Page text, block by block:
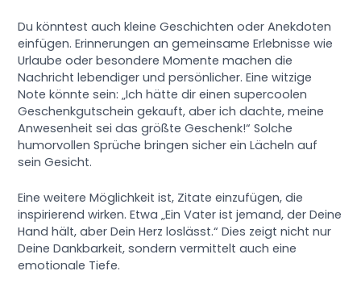
Du könntest auch kleine Geschichten oder Anekdoten
einfügen. Erinnerungen an gemeinsame Erlebnisse wie
Urlaube oder besondere Momente machen die
Nachricht lebendiger und persönlicher. Eine witzige
Note könnte sein: „Ich hätte dir einen supercoolen
Geschenkgutschein gekauft, aber ich dachte, meine
Anwesenheit sei das größte Geschenk!“ Solche
humorvollen Sprüche bringen sicher ein Lächeln auf
sein Gesicht.
Eine weitere Möglichkeit ist, Zitate einzufügen, die
inspirierend wirken. Etwa „Ein Vater ist jemand, der Deine
Hand hält, aber Dein Herz loslässt.“ Dies zeigt nicht nur
Deine Dankbarkeit, sondern vermittelt auch eine
emotionale Tiefe.